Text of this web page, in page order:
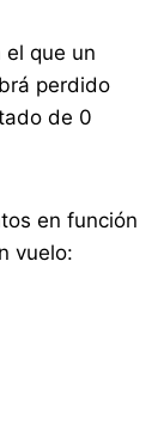
que un
perdido
de 0
en función
vuelo: